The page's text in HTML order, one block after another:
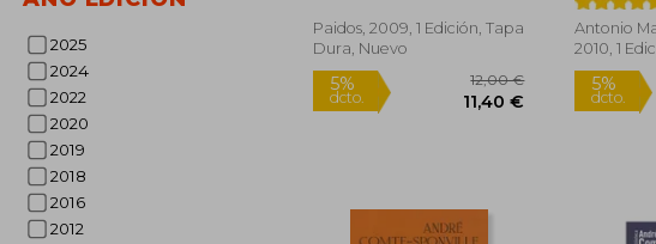
2025
2024
2022
2020
2019
2018
2016
2012
Paidos, 2009, 1 Edición, Tapa
Dura, NuevoRápido
Antonio
2010, 1
Nuevo